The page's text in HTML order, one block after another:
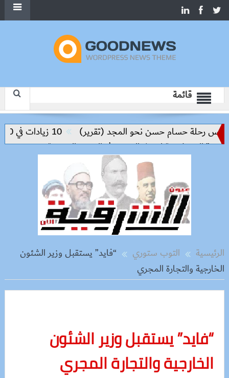
قائمة
رحلة حسام حسن نحو المجد (تقرير) 10 زيادات في 10 سنوات.. هل حان الوقت لرفع دعم البنزين نهائيا؟
الرئيسية التوب ستوري
“فايد” يستقبل وزير الشئون
الخارجية والتجارة المجري
“فايد” يستقبل وزير الشئون
الخارجية والتجارة المجري